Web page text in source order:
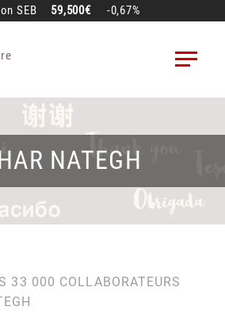
SEB 59,500€ -0,67%
NATEGH
33 000 COLLABORATEURS